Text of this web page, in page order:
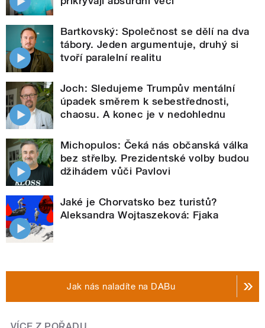
Bartkovský: Společnost se dělí na dva
tábory. Jeden argumentuje, druhý si
tvoří paralelní realitu
Joch: Sledujeme Trumpův mentální
úpadek směrem k sebestřednosti,
chaosu. A konec je v nedohlednu
Michopulos: Čeká nás občanská válka
bez střelby. Prezidentské volby budou
džihádem vůči Pavlovi
Jaké je Chorvatsko bez turistů?
Aleksandra Wojtaszeková: Fjaka
Jak nás naladíte na DABu